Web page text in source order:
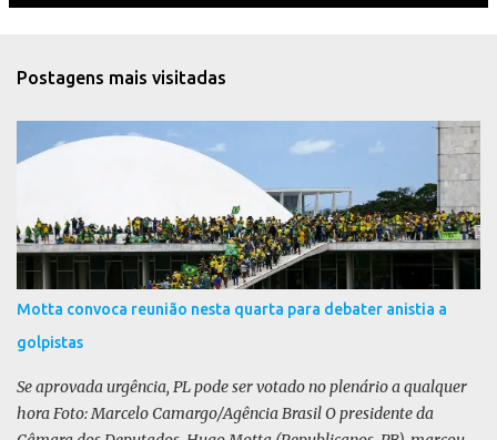
á
r
i
Postagens mais visitadas
Motta convoca reunião nesta quarta para debater anistia a
golpistas
Se aprovada urgência, PL pode ser votado no plenário a qualquer
hora Foto: Marcelo Camargo/Agência Brasil O presidente da